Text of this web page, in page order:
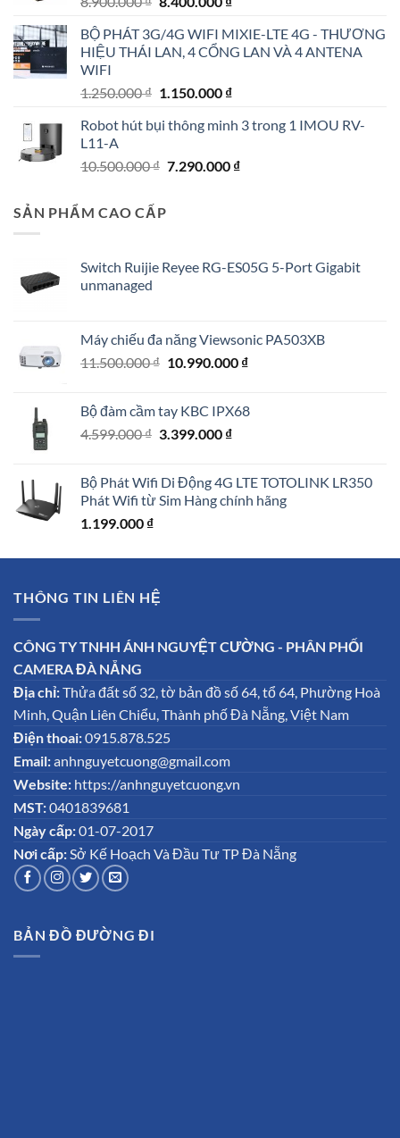
là:
8.900.000 ₫.
tại
là:
BỘ PHÁT 3G/4G WIFI MIXIE-LTE 4G - THƯƠNG
HIỆU THÁI LAN, 4 CỔNG LAN VÀ 4 ANTENA
WIFI
1.250.000₫ Giá
là:
1.150.000 ₫Giá
tại
1.150.000 ₫.
Robot hút bụi thông minh 3 trong 1 IMOU RV-
L11-A
10.500.000₫ Giá
7.290.000 ₫Giá
SẢN PHẨM CAO CẤP
Switch Ruijie Reyee RG-ES05G 5-Port Gigabit
unmanaged
Máy chiếu đa năng Viewsonic PA503XB
11.500.000₫ Giá
11.500.000 ₫.
10.990.000 ₫Giá
là:
Bộ đàm cầm tay KBC IPX68
4.599.000₫ Giá
4.599.000 ₫.
3.399.000 ₫Giá
là:
3.399.000 ₫.
Bộ Phát Wifi Di Động 4G LTE TOTOLINK LR350
Phát Wifi từ Sim Hàng chính hãng
1.199.000 ₫
THÔNG TIN LIÊN HỆ
CÔNG TY TNHH ÁNH NGUYỆT CƯỜNG - PHÂN PHỐI
CAMERA ĐÀ NẴNG
Địa chỉ:Thửa đất số 32, tờ bản đồ số 64, tổ 64, Phường Hoà
Minh, Quận Liên Chiểu, Thành phố Đà Nẵng, Việt Nam
Điện thoai:0915.878.525
Email:anhnguyetcuong@gmail.com
Website: https://anhnguyetcuong.vn
MST:0401839681
Ngày cấp:01-07-2017
Nơi cấp:Sở Kế Hoạch Và Đầu Tư TP Đà Nẵng
BẢN ĐỒ ĐƯỜNG ĐI